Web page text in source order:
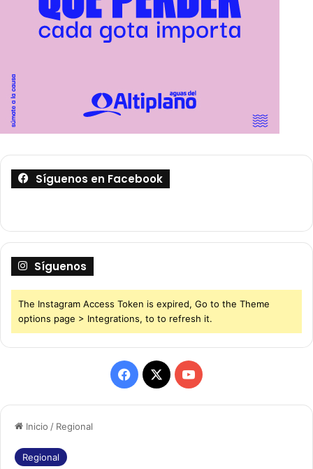
Inicio / Regional
Regional
Síguenos en Facebook
Síguenos
The Instagram Access Token is expired, Go to the Theme
options page > Integrations, to to refresh it.
F
a
X
Y
o